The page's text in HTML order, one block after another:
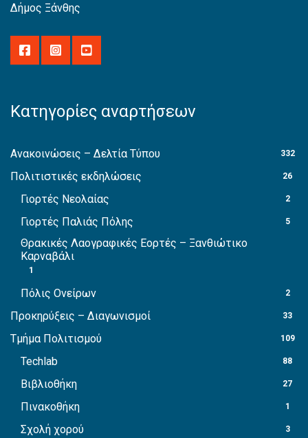
Δήμος Ξάνθης
Κατηγορίες αναρτήσεων
Ανακοινώσεις – Δελτία Τύπου 332
Πολιτιστικές εκδηλώσεις 26
Γιορτές Νεολαίας 2
Γιορτές Παλιάς Πόλης 5
Θρακικές Λαογραφικές Εορτές – Ξανθιώτικο
Καρναβάλι
1
Πόλις Ονείρων 2
Προκηρύξεις – Διαγωνισμοί 33
Τμήμα Πολιτισμού 109
Techlab 88
Βιβλιοθήκη 27
Πινακοθήκη 1
Σχολή χορού 3